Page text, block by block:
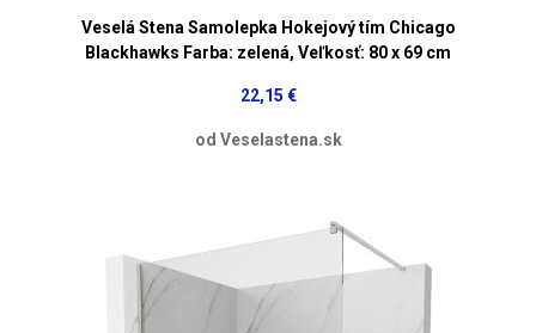
Veselá Stena Samolepka Hokejový tím Chicago
Blackhawks Farba: zelená, Veľkosť: 80 x 69 cm
22,15 €
od Veselastena.sk